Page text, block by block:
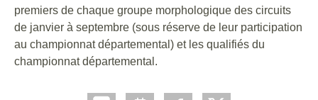
premiers de chaque groupe morphologique des circuits
de janvier à septembre (sous réserve de leur participation
au championnat départemental) et les qualifiés du
championnat départemental.